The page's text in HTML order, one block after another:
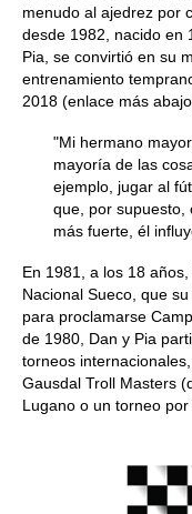
menudo al ajedrez por
desde 1982, nacido en
Pia, se convirtió en su
entrenamiento
2018 (enlace más
"Mi hermano
mayoría de las
ejemplo, jugar al
que, por supuesto,
más fuerte, él
En 1981, a los 18
Nacional Sueco, que
para proclamarse
de 1980, Dan y Pia
torneos
Gausdal Troll Masters
Lugano o un torneo por